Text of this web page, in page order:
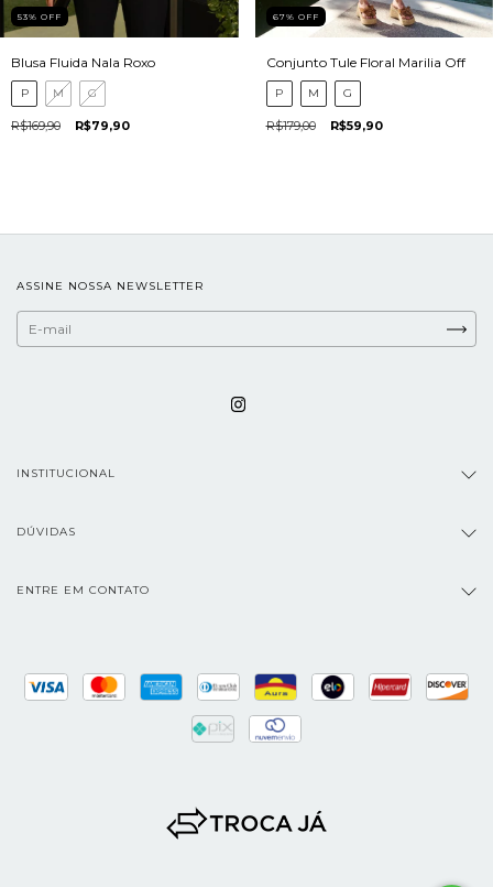
53% OFF
Blusa Fluida Nala Roxo
P M G
R$169,90 R$79,90
67% OFF
Conjunto Tule Floral Marilia Off
P M G
R$179,00 R$59,90
ASSINE NOSSA NEWSLETTER
INSTITUCIONAL
DÚVIDAS
ENTRE EM CONTATO